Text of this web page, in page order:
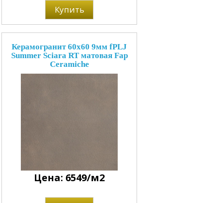
Купить
Керамогранит 60x60 9мм fPLJ
Summer Sciara RT матовая Fap
Ceramiche
Цена: 6549/м2